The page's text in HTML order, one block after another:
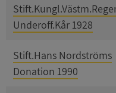
Underoff.Kår 1928
Stift.Hans Nordströms
Donation 1990